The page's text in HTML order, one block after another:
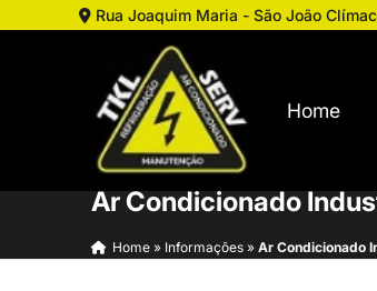
Rua Joaquim Maria - São João
Home
Ar Condicionado
Home » Informações »Ar Condicionado